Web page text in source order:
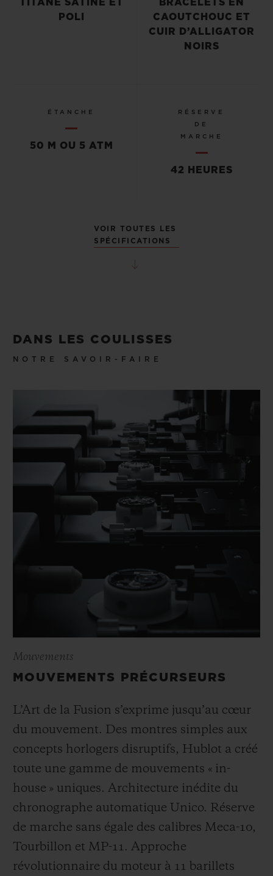
TITANE SATINÉ ET
POLI
BRACELETS EN
CAOUTCHOUC ET
CUIR D’ALLIGATOR
NOIRS
ÉTANCHE
50 M OU 5 ATM
RÉSERVE
DE
MARCHE
42 HEURES
VOIR TOUTES LES
SPÉCIFICATIONS
DANS LES COULISSES
NOTRE SAVOIR-FAIRE
Mouvements
MOUVEMENTS PRÉCURSEURS
L’Art de la Fusion s’exprime jusqu’au cœur
du mouvement. Des montres simples aux
concepts horlogers disruptifs, Hublot a créé
toute une gamme de mouvements « in-
house » uniques. Architecture inédite du
chronographe automatique Unico. Réserve
de marche sans égale des calibres Meca-10,
Tourbillon et MP-11. Approche
révolutionnaire du moteur à 11 barillets